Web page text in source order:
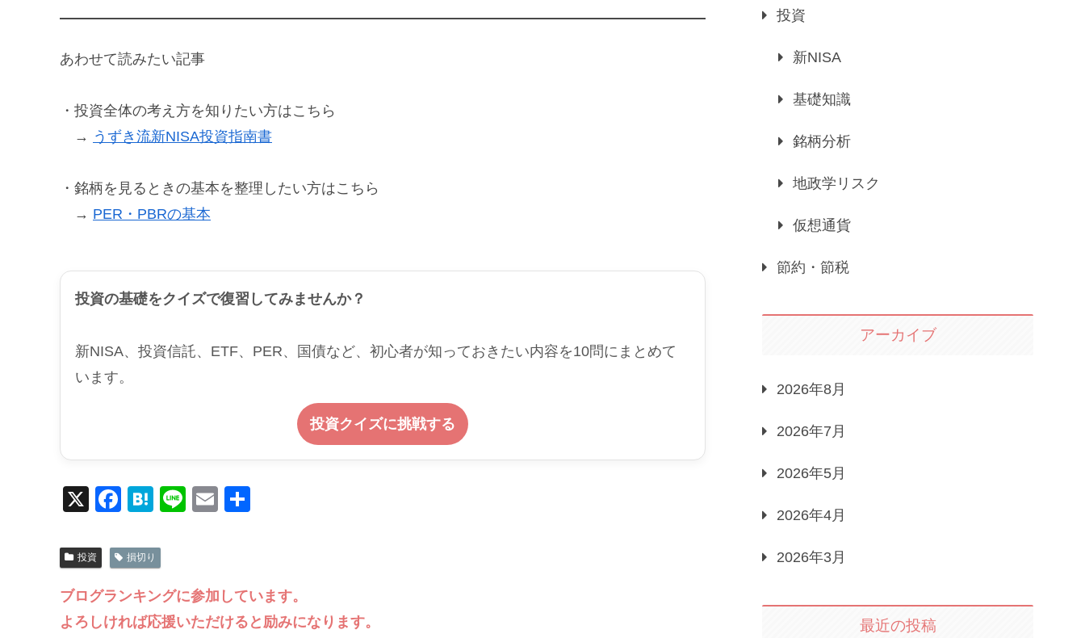
あわせて読みたい記事
・投資全体の考え方を知りたい方はこちら
→ うずき流新NISA投資指南書
・銘柄を見るときの基本を整理したい方はこちら
→ PER・PBRの基本
投資の基礎をクイズで復習してみませんか？
新NISA、投資信託、ETF、PER、国債など、初心者が知っておきたい内容を10問にまとめて
います。
投資クイズに挑戦する
X
F
c
e
b
o
H
e
n
a
Li
E
投資 損切り
ブログランキングに参加しています。
よろしければ応援いただけると励みになります。
投資
新NISA
基礎知識
銘柄分析
地政学リスク
仮想通貨
節約・節税
アーカイブ
2026年8月
2026年7月
2026年5月
2026年4月
2026年3月
最近の投稿